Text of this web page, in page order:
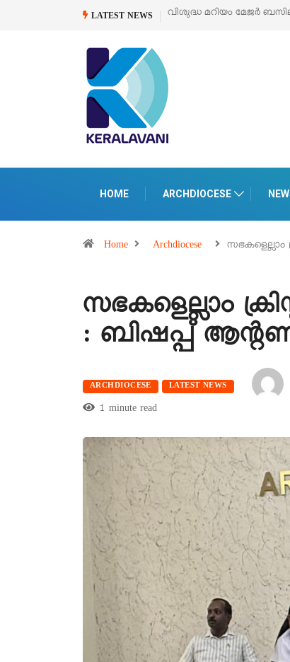
LATEST NEWS
വിശുദ്ധ മറിയം മേജർ ബസിലിക്കയുടെ സമർപ്പണ
HOME ARCHDIOCESE
Home Archdiocese സഭകളെല്ലാം
സഭകളെല്ലാം
: ബിഷപ്പ്
ARCHDIOCESE LATEST NEWS
1 minute read